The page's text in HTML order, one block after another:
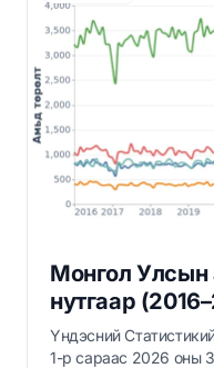
Монгол Улсын
нутгаар
Үндэсний
1-р сараас 2026 оны